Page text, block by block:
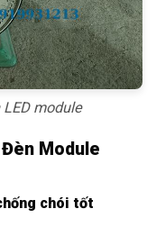
module
Module
chói tốt